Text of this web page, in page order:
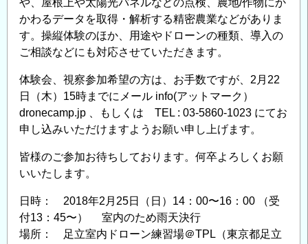
ド
ロ
ー
ン
体
験
会
3/25（日）
の
や、屋根上や太陽光パネルなどの点検、農地/作物にか
かわるデータを取得・解析する精密農業などがありま
す。操縦体験のほか、用途やドローンの種類、導入の
ご相談などにも対応させていただきます。
体験会、視察参加希望の方は、お手数ですが、2月22
日（木）15時までにメール info(アットマーク）
dronecamp.jp 、もしくは TEL : 03-5860-1023 にてお
申し込みいただけますようお願い申し上げます。
皆様のご参加お待ちしております。何卒よろしくお願
いいたします。
日時： 2018年2月25日（日）14：00〜16：00 （受
付13：45〜） 室内のため雨天決行
場所： 足立室内ドローン練習場＠TPL（東京都足立